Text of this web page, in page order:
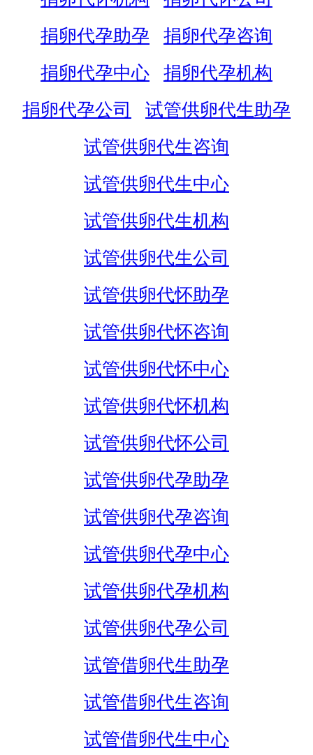
捐卵代孕助孕
捐卵代孕咨询
捐卵代孕中心
捐卵代孕机构
捐卵代孕公司
试管供卵代生助孕
试管供卵代生咨询
试管供卵代生中心
试管供卵代生机构
试管供卵代生公司
试管供卵代怀助孕
试管供卵代怀咨询
试管供卵代怀中心
试管供卵代怀机构
试管供卵代怀公司
试管供卵代孕助孕
试管供卵代孕咨询
试管供卵代孕中心
试管供卵代孕机构
试管供卵代孕公司
试管借卵代生助孕
试管借卵代生咨询
试管借卵代生中心